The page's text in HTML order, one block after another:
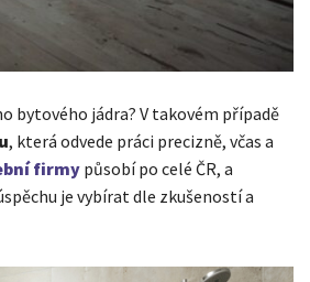
bytového jádra? V takovém případě
, která odvede práci precizně, včas a
firmypůsobí po celé ČR, a
je vybírat dle zkušeností a